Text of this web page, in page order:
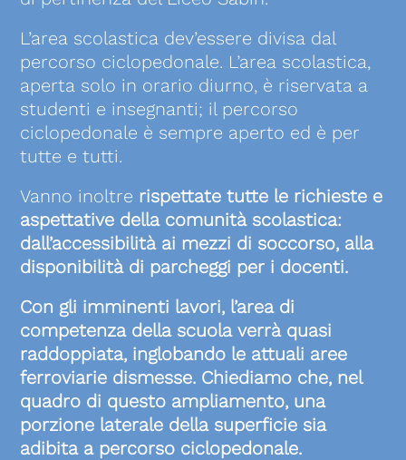
L’area scolastica dev’essere divisa dal
percorso ciclopedonale. L’area scolastica,
aperta solo in orario diurno, è riservata a
studenti e insegnanti; il percorso
ciclopedonale è sempre aperto ed è per
tutte e tutti.
Vanno inoltre rispettate tutte le richieste e
aspettative della comunità scolastica:
dall’accessibilità ai mezzi di soccorso, alla
disponibilità di parcheggi per i docenti.
Con gli imminenti lavori, l’area di
competenza della scuola verrà quasi
raddoppiata, inglobando le attuali aree
ferroviarie dismesse. Chiediamo che, nel
quadro di questo ampliamento, una
porzione laterale della superficie sia
adibita a percorso ciclopedonale.